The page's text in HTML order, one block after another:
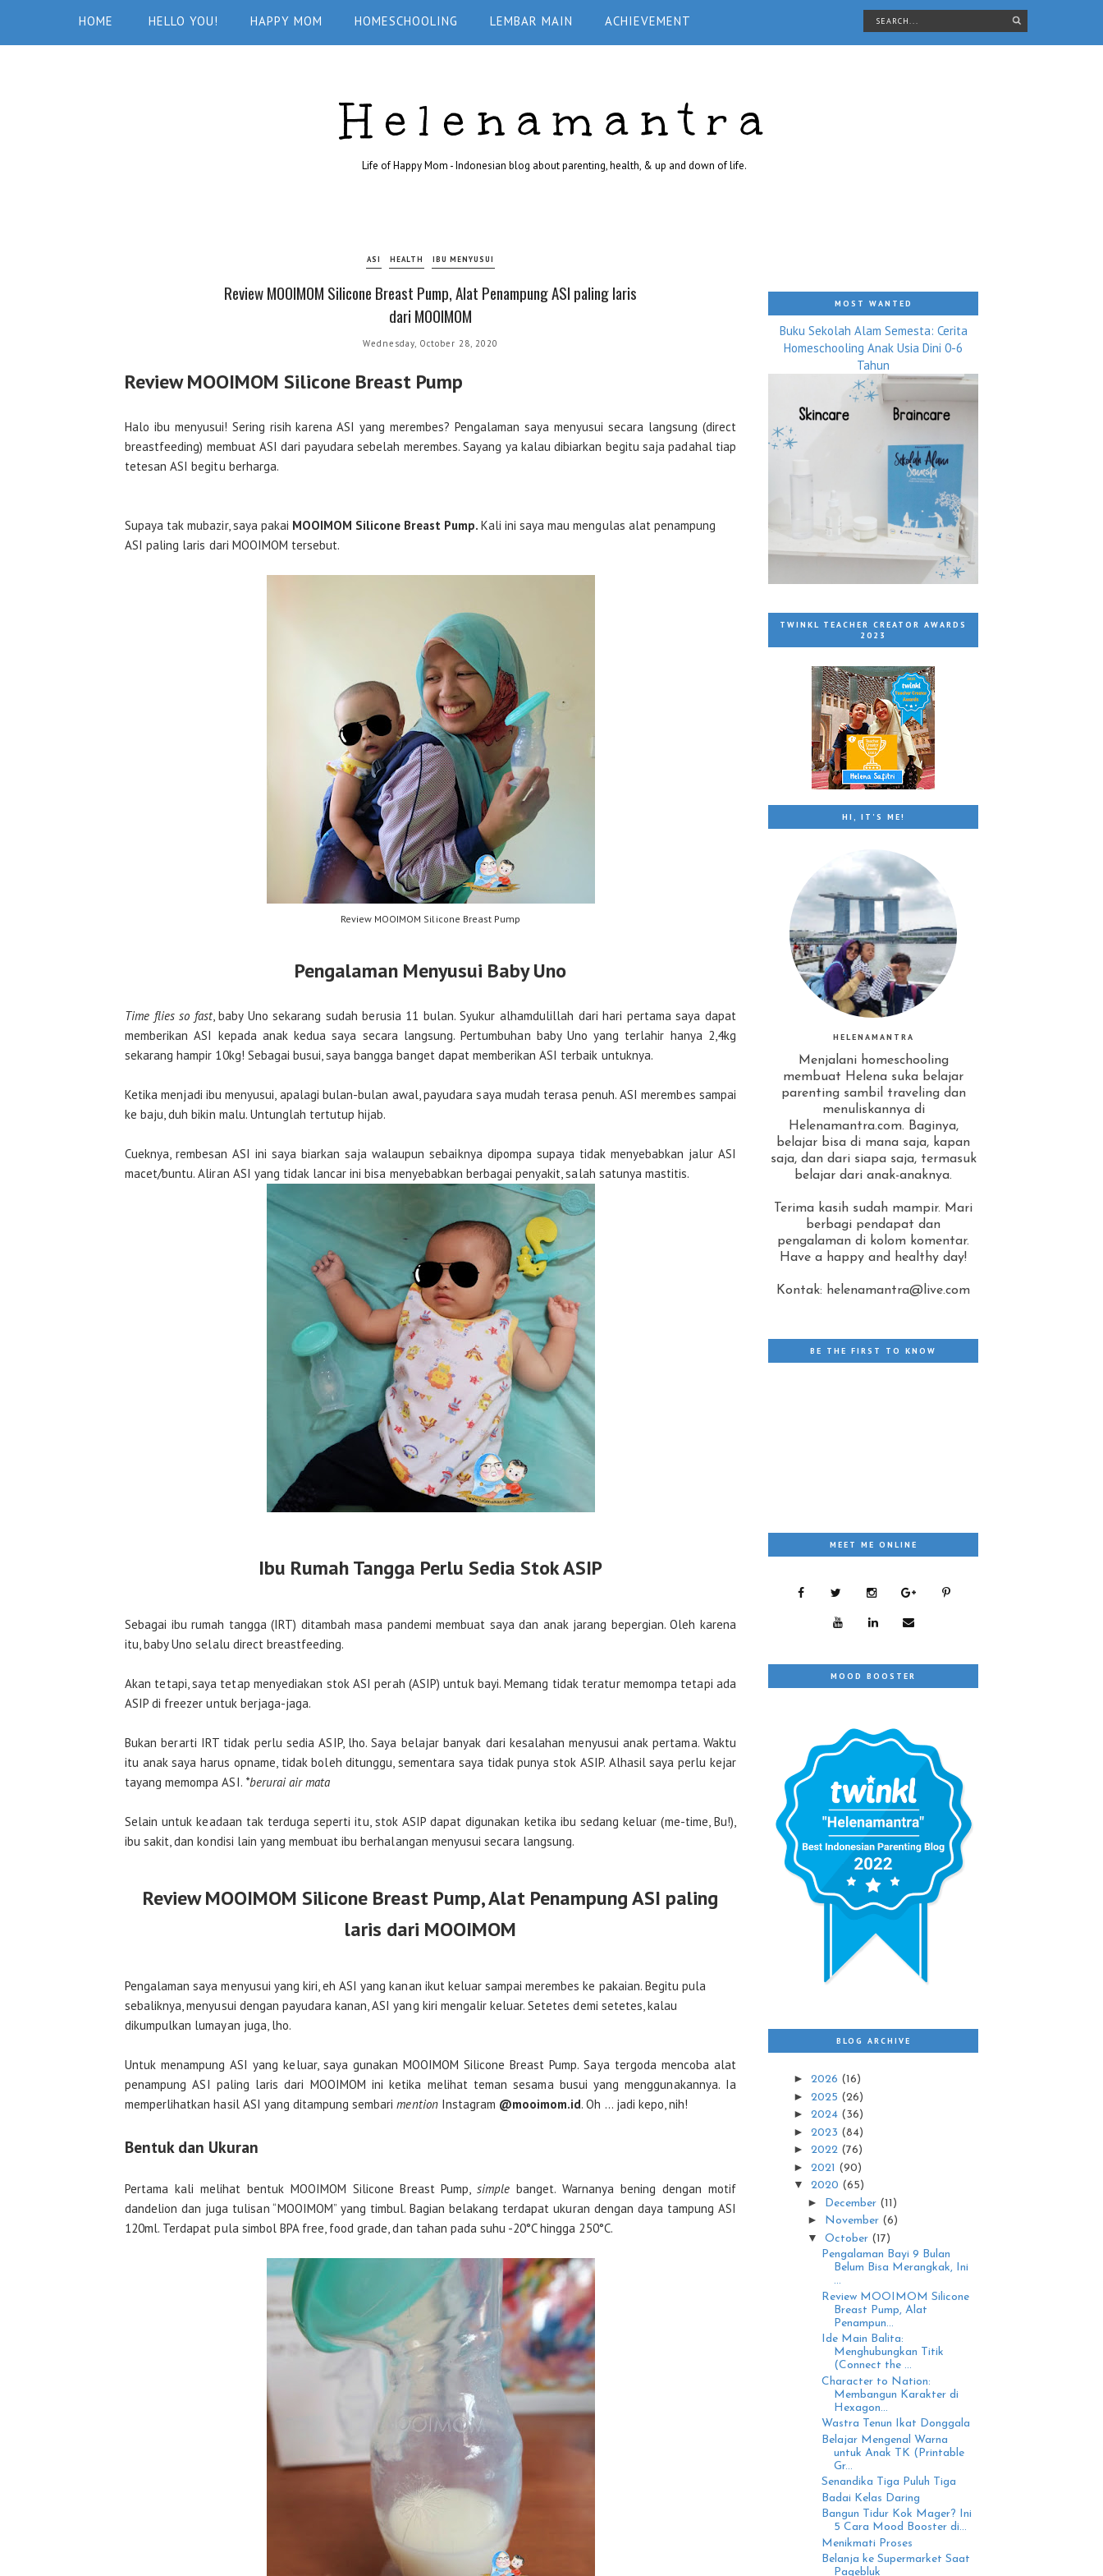
HOME HELLO YOU! HAPPY MOM HOMESCHOOLING LEMBAR MAIN ACHIEVEMENT
Helenamantra
Life of Happy Mom - Indonesian blog about parenting, health, & up and down of life.
ASI HEALTH IBU MENYUSUI
Review MOOIMOM Silicone Breast Pump, Alat Penampung ASI paling laris
dari MOOIMOM
Wednesday, October 28, 2020
Review MOOIMOM Silicone Breast Pump
Halo ibu menyusui! Sering risih karena ASI yang merembes? Pengalaman saya menyusui secara langsung (direct
breastfeeding) membuat ASI dari payudara sebelah merembes. Sayang ya kalau dibiarkan begitu saja padahal tiap
tetesan ASI begitu berharga.
Supaya tak mubazir, saya pakai MOOIMOM Silicone Breast Pump. Kali ini saya mau mengulas alat penampung
ASI paling laris dari MOOIMOM tersebut.
Review MOOIMOM Silicone Breast Pump
Pengalaman Menyusui Baby Uno
Time flies so fast, baby Uno sekarang sudah berusia 11 bulan. Syukur alhamdulillah dari hari pertama saya dapat
memberikan ASI kepada anak kedua saya secara langsung. Pertumbuhan baby Uno yang terlahir hanya 2,4kg
sekarang hampir 10kg! Sebagai busui, saya bangga banget dapat memberikan ASI terbaik untuknya.
Ketika menjadi ibu menyusui, apalagi bulan-bulan awal, payudara saya mudah terasa penuh. ASI merembes sampai
ke baju, duh bikin malu. Untunglah tertutup hijab.
Cueknya, rembesan ASI ini saya biarkan saja walaupun sebaiknya dipompa supaya tidak menyebabkan jalur ASI
macet/buntu. Aliran ASI yang tidak lancar ini bisa menyebabkan berbagai penyakit, salah satunya mastitis.
Ibu Rumah Tangga Perlu Sedia Stok ASIP
Sebagai ibu rumah tangga (IRT) ditambah masa pandemi membuat saya dan anak jarang bepergian. Oleh karena
itu, baby Uno selalu direct breastfeeding.
Akan tetapi, saya tetap menyediakan stok ASI perah (ASIP) untuk bayi. Memang tidak teratur memompa tetapi ada
ASIP di freezer untuk berjaga-jaga.
Bukan berarti IRT tidak perlu sedia ASIP, lho. Saya belajar banyak dari kesalahan menyusui anak pertama. Waktu
itu anak saya harus opname, tidak boleh ditunggu, sementara saya tidak punya stok ASIP. Alhasil saya perlu kejar
tayang memompa ASI. *berurai air mata
Selain untuk keadaan tak terduga seperti itu, stok ASIP dapat digunakan ketika ibu sedang keluar (me-time, Bu!),
ibu sakit, dan kondisi lain yang membuat ibu berhalangan menyusui secara langsung.
Review MOOIMOM Silicone Breast Pump, Alat Penampung ASI paling
laris dari MOOIMOM
Pengalaman saya menyusui yang kiri, eh ASI yang kanan ikut keluar sampai merembes ke pakaian. Begitu pula
sebaliknya, menyusui dengan payudara kanan, ASI yang kiri mengalir keluar. Setetes demi setetes, kalau
dikumpulkan lumayan juga, lho.
Untuk menampung ASI yang keluar, saya gunakan MOOIMOM Silicone Breast Pump. Saya tergoda mencoba alat
penampung ASI paling laris dari MOOIMOM ini ketika melihat teman sesama busui yang menggunakannya. Ia
memperlihatkan hasil ASI yang ditampung sembarimentionInstagram @mooimom.id. Oh … jadi kepo, nih!
Bentuk dan Ukuran
Pertama kali melihat bentuk MOOIMOM Silicone Breast Pump,simple banget. Warnanya bening dengan motif
dandelion dan juga tulisan “MOOIMOM” yang timbul. Bagian belakang terdapat ukuran dengan daya tampung ASI
120ml. Terdapat pula simbol BPA free, food grade, dan tahan pada suhu -20°C hingga 250°C.
MOST WANTED
Buku Sekolah Alam Semesta: Cerita
Homeschooling Anak Usia Dini 0-6
Tahun
TWINKL TEACHER CREATOR AWARDS
2023
HI, IT'S ME!
HELENAMANTRA
Menjalani homeschooling
membuat Helena suka belajar
parenting sambil traveling dan
menuliskannya di
Helenamantra.com. Baginya,
belajar bisa di mana saja, kapan
saja, dan dari siapa saja, termasuk
belajar dari anak-anaknya.
Terima kasih sudah mampir. Mari
berbagi pendapat dan
pengalaman di kolom komentar.
Have a happy and healthy day!
Kontak: helenamantra@live.com
BE THE FIRST TO KNOW
MEET ME ONLINE
MOOD BOOSTER
BLOG ARCHIVE
► 2026 (16)
► 2025 (26)
► 2024 (36)
► 2023 (84)
► 2022 (76)
► 2021 (90)
▼ 2020 (65)
► December (11)
► November (6)
▼ October (17)
Pengalaman Bayi 9 Bulan
Belum Bisa Merangkak, Ini
...
Review MOOIMOM Silicone
Breast Pump, Alat
Penampun...
Ide Main Balita:
Menghubungkan Titik
(Connect the ...
Character to Nation:
Membangun Karakter di
Hexagon...
Wastra Tenun Ikat Donggala
Belajar Mengenal Warna
untuk Anak TK (Printable
Gr...
Senandika Tiga Puluh Tiga
Badai Kelas Daring
Bangun Tidur Kok Mager? Ini
5 Cara Mood Booster di...
Menikmati Proses
Belanja ke Supermarket Saat
Pagebluk